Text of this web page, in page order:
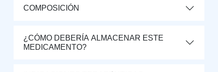
COMPOSICIÓN
¿CÓMO DEBERÍA ALMACENAR ESTE
MEDICAMENTO?